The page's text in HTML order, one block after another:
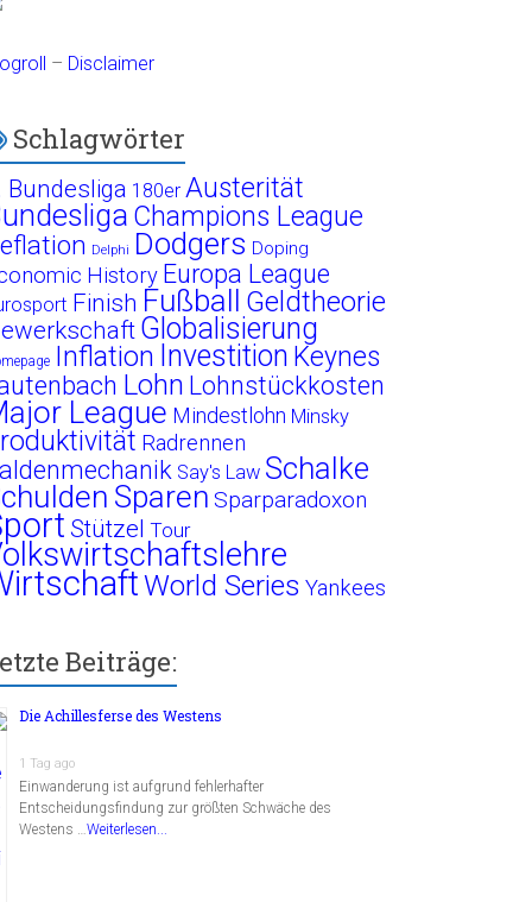
– Disclaimer
Schlagwörter
Bundesliga 180er Austerität
Champions League
Delphi Dodgers Doping
History Europa League
Finish Fußball Geldtheorie
Globalisierung
Inflation Investition Keynes
Lohn Lohnstückkosten
League Mindestlohn Minsky
Radrennen
Say's Law Schalke
Sparen Sparparadoxon
Stützel Tour
World Series Yankees
Beiträge:
Die Achillesferse des Westens
1 Tag ago
Einwanderung ist aufgrund fehlerhafter
Entscheidungsfindung zur größten Schwäche des
Westens …Weiterlesen...